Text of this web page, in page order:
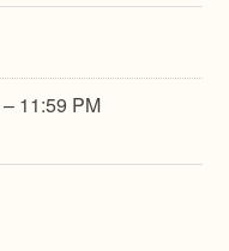
– 11:59 PM